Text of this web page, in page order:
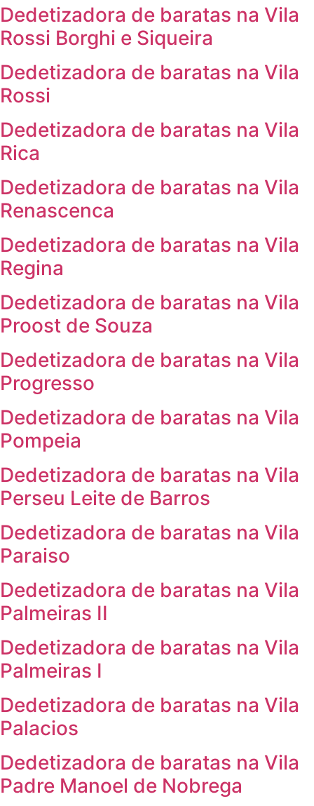
Dedetizadora de baratas na Vila
Rossi Borghi e Siqueira
Dedetizadora de baratas na Vila
Rossi
Dedetizadora de baratas na Vila
Rica
Dedetizadora de baratas na Vila
Renascenca
Dedetizadora de baratas na Vila
Regina
Dedetizadora de baratas na Vila
Proost de Souza
Dedetizadora de baratas na Vila
Progresso
Dedetizadora de baratas na Vila
Pompeia
Dedetizadora de baratas na Vila
Perseu Leite de Barros
Dedetizadora de baratas na Vila
Paraiso
Dedetizadora de baratas na Vila
Palmeiras II
Dedetizadora de baratas na Vila
Palmeiras I
Dedetizadora de baratas na Vila
Palacios
Dedetizadora de baratas na Vila
Padre Manoel de Nobrega